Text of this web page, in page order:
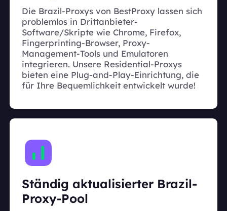
Die Brazil-Proxys von BestProxy lassen sich
problemlos in Drittanbieter-
Software/Skripte wie Chrome, Firefox,
Fingerprinting-Browser, Proxy-
Management-Tools und Emulatoren
integrieren. Unsere Residential-Proxys
bieten eine Plug-and-Play-Einrichtung, die
für Ihre Bequemlichkeit entwickelt wurde!
Ständig aktualisierter Brazil-
Proxy-Pool